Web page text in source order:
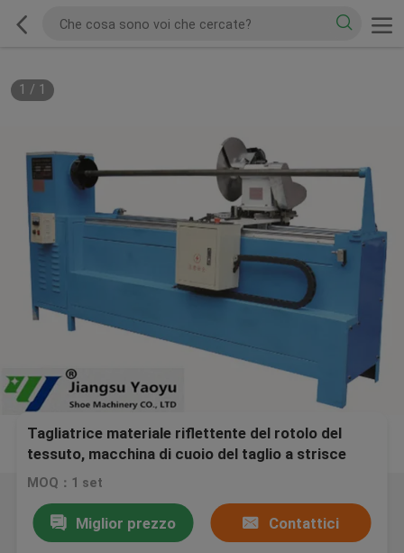
1 / 1
Tagliatrice materiale riflettente del rotolo del
tessuto, macchina di cuoio del taglio a strisce
MOQ：1 set
Miglior prezzo Contattici